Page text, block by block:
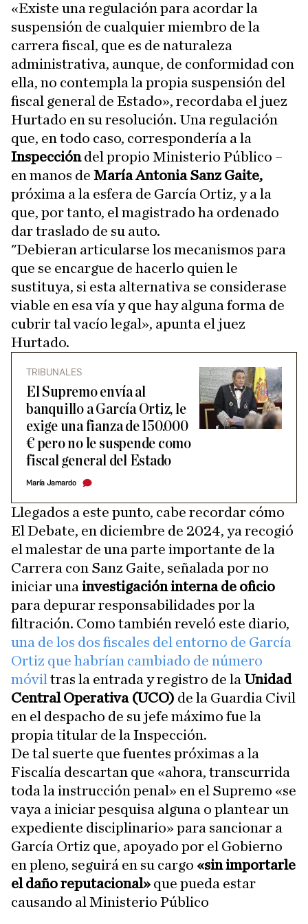
«Existe una regulación para acordar la
suspensión de cualquier miembro de la
carrera fiscal, que es de naturaleza
administrativa, aunque, de conformidad con
ella, no contempla la propia suspensión del
fiscal general de Estado», recordaba el juez
Hurtado en su resolución. Una regulación
que, en todo caso, correspondería a la
Inspeccióndel propio Ministerio Público –
en manos de María Antonia Sanz Gaite,
próxima a la esfera de García Ortiz, y a la
que, por tanto, el magistrado ha ordenado
dar traslado de su auto.
"Debieran articularse los mecanismos para
que se encargue de hacerlo quien le
sustituya, si esta alternativa se considerase
viable en esa vía y que hay alguna forma de
cubrir tal vacío legal», apunta el juez
Hurtado.
TRIBUNALES
El Supremo envía al
banquillo a García Ortiz, le
exige una fianza de 150.000
€ pero no le suspende como
fiscal general del Estado
María Jamardo
Llegados a este punto, cabe recordar cómo
El Debate, en diciembre de 2024, ya recogió
el malestar de una parte importante de la
Carrera con Sanz Gaite, señalada por no
iniciar una investigación interna de oficio
para depurar responsabilidades por la
filtración. Como también reveló este diario,
una de los dos fiscales del entorno de García
Ortiz que habrían cambiado de número
móvil tras la entrada y registro de la Unidad
Central Operativa (UCO) de la Guardia Civil
en el despacho de su jefe máximo fue la
propia titular de la Inspección.
De tal suerte que fuentes próximas a la
Fiscalía descartan que «ahora, transcurrida
toda la instrucción penal» en el Supremo «se
vaya a iniciar pesquisa alguna o plantear un
expediente disciplinario» para sancionar a
García Ortiz que, apoyado por el Gobierno
en pleno, seguirá en su cargo «sin importarle
el daño reputacional» que pueda estar
causando al Ministerio Público